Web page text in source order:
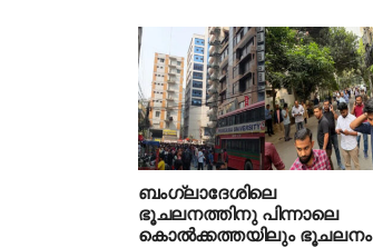
ബംഗ്ലാദേശിലെ
ഭൂചലനത്തിനു പിന്നാലെ
കൊല്‍ക്കത്തയിലും ഭൂചലനം